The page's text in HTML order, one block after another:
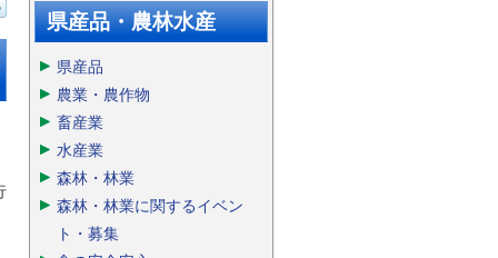
県産品・農林水産
県産品
農業・農作物
畜産業
水産業
森林・林業
森林・林業に関するイベン
ト・募集